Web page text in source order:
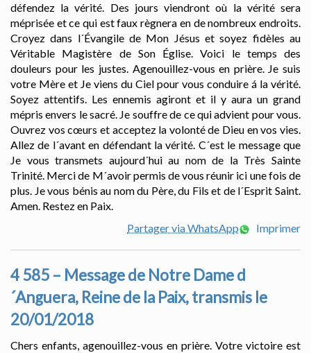
défendez la vérité. Des jours viendront où la vérité sera
méprisée et ce qui est faux règnera en de nombreux endroits.
Croyez dans l´Évangile de Mon Jésus et soyez fidèles au
Véritable Magistère de Son Église. Voici le temps des
douleurs pour les justes. Agenouillez-vous en prière. Je suis
votre Mère et Je viens du Ciel pour vous conduire á la vérité.
Soyez attentifs. Les ennemis agiront et il y aura un grand
mépris envers le sacré. Je souffre de ce qui advient pour vous.
Ouvrez vos cœurs et acceptez la volonté de Dieu en vos vies.
Allez de l´avant en défendant la vérité. C´est le message que
Je vous transmets aujourd´hui au nom de la Très Sainte
Trinité. Merci de M´avoir permis de vous réunir ici une fois de
plus. Je vous bénis au nom du Père, du Fils et de l´Esprit Saint.
Amen. Restez en Paix.
Partager via WhatsApp
Imprimer
4 585 – Message de Notre Dame d
´Anguera, Reine de la Paix, transmis le
20/01/2018
Chers enfants, agenouillez-vous en prière. Votre victoire est